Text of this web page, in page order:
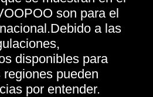
son para el
a las
disponibles para
regiones pueden
por entender.